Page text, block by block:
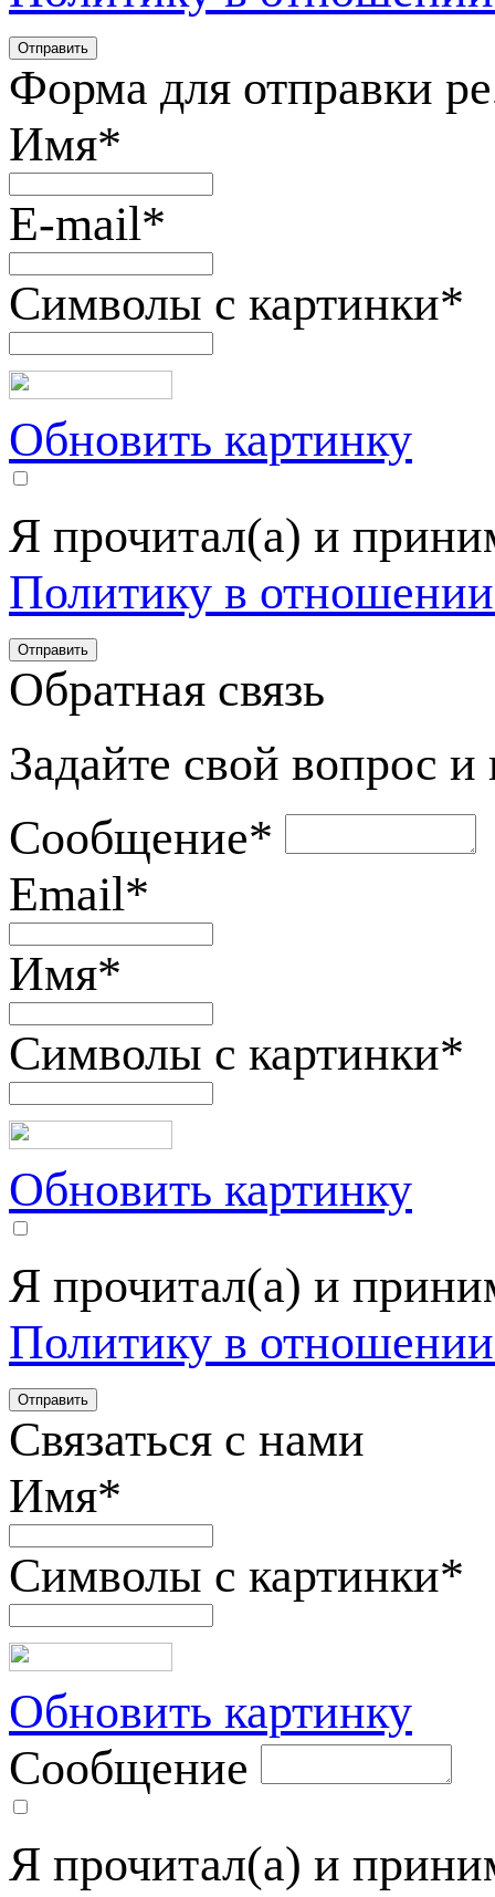
Форма для отправки
Имя*
E-mail*
Символы с картинки*
Обновить картинку
Я прочитал(а) и
Политику в
Обратная связь
Задайте свой вопрос
Сообщение*
Email*
Имя*
Символы с картинки*
Обновить картинку
Я прочитал(а) и
Политику в
Связаться с нами
Имя*
Символы с картинки*
Обновить картинку
Сообщение
Я прочитал(а) и